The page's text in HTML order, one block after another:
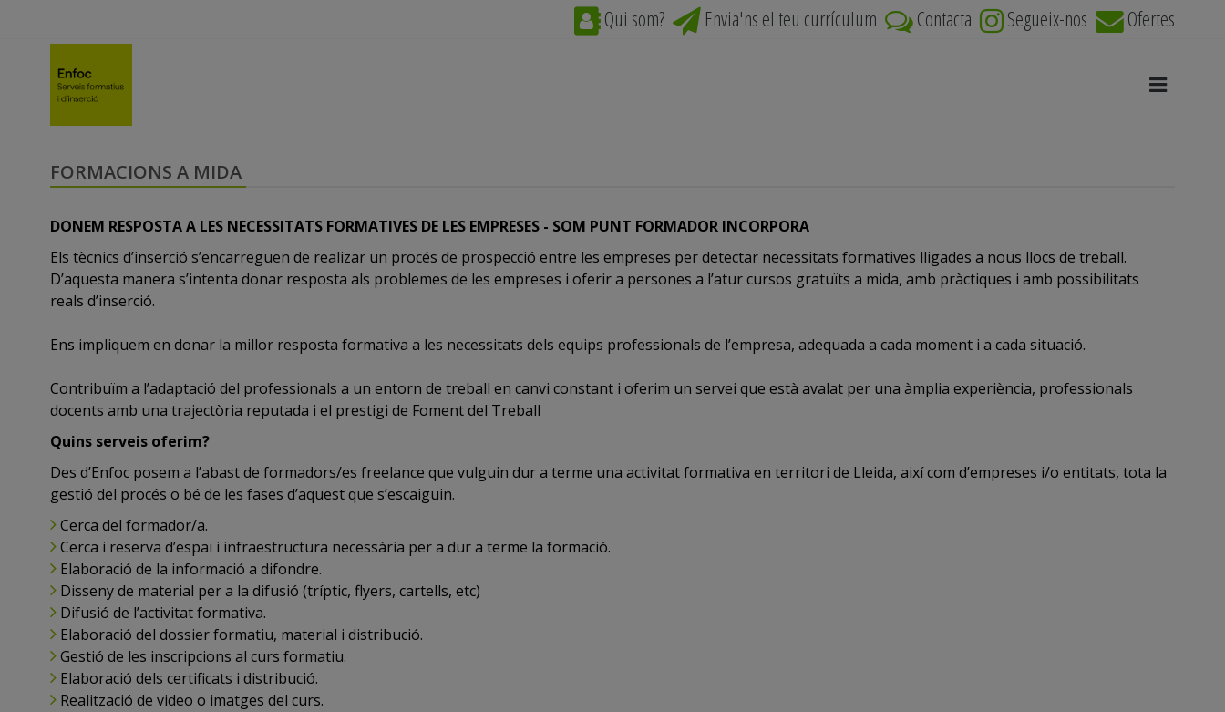
Qui som? Envia'ns el teu currículum Contacta Segueix-nos Ofertes
FORMACIONS A MIDA
DONEM RESPOSTA A LES NECESSITATS FORMATIVES DE LES EMPRESES - SOM PUNT FORMADOR INCORPORA
Els tècnics d’inserció s’encarreguen de realizar un procés de prospecció entre les empreses per detectar necessitats formatives lligades a nous llocs de treball.
D’aquesta manera s’intenta donar resposta als problemes de les empreses i oferir a persones a l’atur cursos gratuïts a mida, amb pràctiques i amb possibilitats
reals d’inserció.
Ens impliquem en donar la millor resposta formativa a les necessitats dels equips professionals de l’empresa, adequada a cada moment i a cada situació.
Contribuïm a l’adaptació del professionals a un entorn de treball en canvi constant i oferim un servei que està avalat per una àmplia experiència, professionals
docents amb una trajectòria reputada i el prestigi de Foment del Treball
Quins serveis oferim?
Des d’Enfoc posem a l’abast de formadors/es freelance que vulguin dur a terme una activitat formativa en territori de Lleida, així com d’empreses i/o entitats, tota la
gestió del procés o bé de les fases d’aquest que s’escaiguin.
Cerca del formador/a.
Cerca i reserva d’espai i infraestructura necessària per a dur a terme la formació.
Elaboració de la informació a difondre.
Disseny de material per a la difusió (tríptic, flyers, cartells, etc)
Difusió de l’activitat formativa.
Elaboració del dossier formatiu, material i distribució.
Gestió de les inscripcions al curs formatiu.
Elaboració dels certificats i distribució.
Realització de video o imatges del curs.